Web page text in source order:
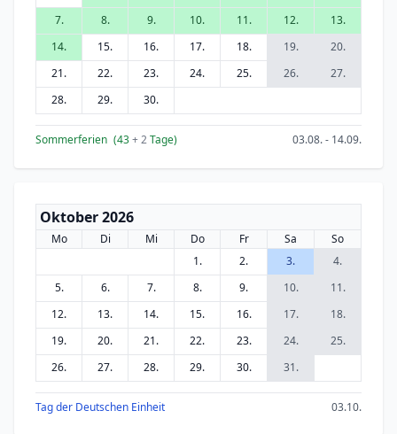
7.
8. 9. 10. 11. 12.
13.
14.
15. 16. 17. 18. 19.
20.
21.
22. 23. 24. 25. 26.
27.
28.
29. 30.
Sommerferien (43+ 2Tage) 03.08. - 14.09.
Oktober 2026
Mo Di Mi Do Fr Sa
So
1.
2. 3.
4.
5.
6. 7. 8. 9. 10.
11.
12.
13. 14. 15. 16. 17.
18.
19.
20. 21. 22. 23. 24.
25.
26.
27. 28. 29. 30. 31.
Tag der Deutschen Einheit 03.10.